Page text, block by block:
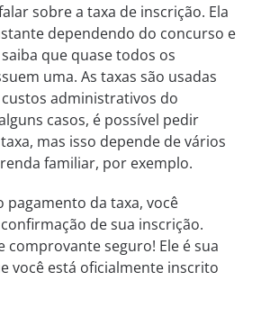
sobre a taxa de inscrição. Ela
dependendo do concurso e
que quase todos os
uma. As taxas são usadas
administrativos do
casos, é possível pedir
mas isso depende de vários
familiar, por exemplo.
pagamento da taxa, você
de sua inscrição.
comprovante seguro! Ele é sua
você está oficialmente inscrito